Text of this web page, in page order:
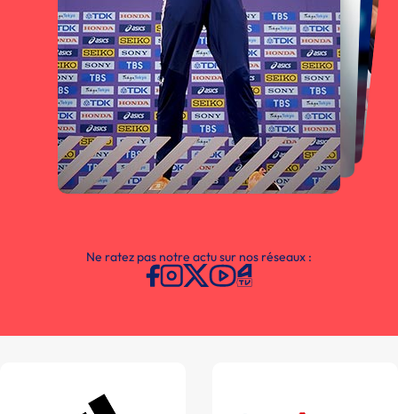
Ne ratez pas notre actu sur nos réseaux :